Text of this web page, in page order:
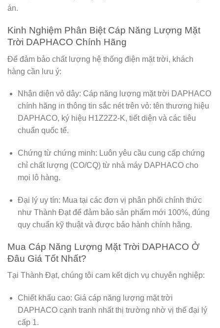
án.
Kinh Nghiệm Phân Biệt Cáp Năng Lượng Mặt
Trời DAPHACO Chính Hãng
Để đảm bảo chất lượng hệ thống điện mặt trời, khách
hàng cần lưu ý:
Nhận diện vỏ dây: Cáp năng lượng mặt trời DAPHACO
chính hãng in thông tin sắc nét trên vỏ: tên thương hiệu
DAPHACO, ký hiệu H1Z2Z2-K, tiết diện và các tiêu
chuẩn quốc tế.
Chứng từ chứng minh: Luôn yêu cầu cung cấp chứng
chỉ chất lượng (CO/CQ) từ nhà máy DAPHACO cho
mọi lô hàng.
Đại lý uy tín: Mua tại các đơn vị phân phối chính thức
như Thành Đạtđể đảm bảo sản phẩm mới 100%, đúng
quy chuẩn kỹ thuật và được bảo hành chính hãng.
Mua Cáp Năng Lượng Mặt Trời DAPHACO Ở
Đâu Giá Tốt Nhất?
Tại Thành Đạt, chúng tôi cam kết dịch vụ chuyên nghiệp:
Chiết khấu cao: Giá cáp năng lượng mặt trời
DAPHACOcạnh tranh nhất thị trường nhờ vị thế đại lý
cấp 1.